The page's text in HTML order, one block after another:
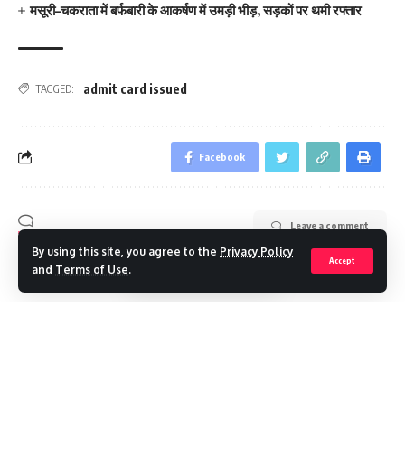
By using this site, you agree to the Privacy Policy
and Terms of Use.
Accept
मसूरी–चकराता में बर्फबारी के आकर्षण में उमड़ी भीड़, सड़कों पर थमी रफ्तार
TAGGED: admit card issued
Facebook
Leave a comment